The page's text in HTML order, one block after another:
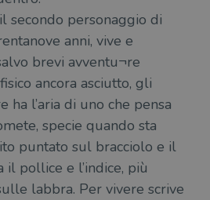
secondo personaggio di
anni, vive e
brevi avventu¬re
ancora asciutto, gli
ha l’aria di uno che pensa
specie quando sta
puntato sul bracciolo e il
pollice e l’indice, più
labbra. Per vivere scrive